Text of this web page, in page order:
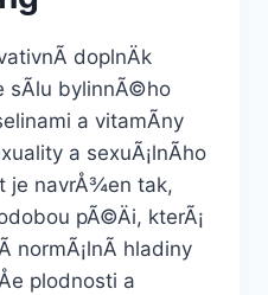
doplnÄk
sÃ­lu bylinnÃ©ho
a vitamÃ­ny
a sexuÃ¡lnÃ­ho
je navrÅ¾en tak,
pÃ©Äi, kterÃ¡
normÃ¡lnÃ­ hladiny
plodnosti a